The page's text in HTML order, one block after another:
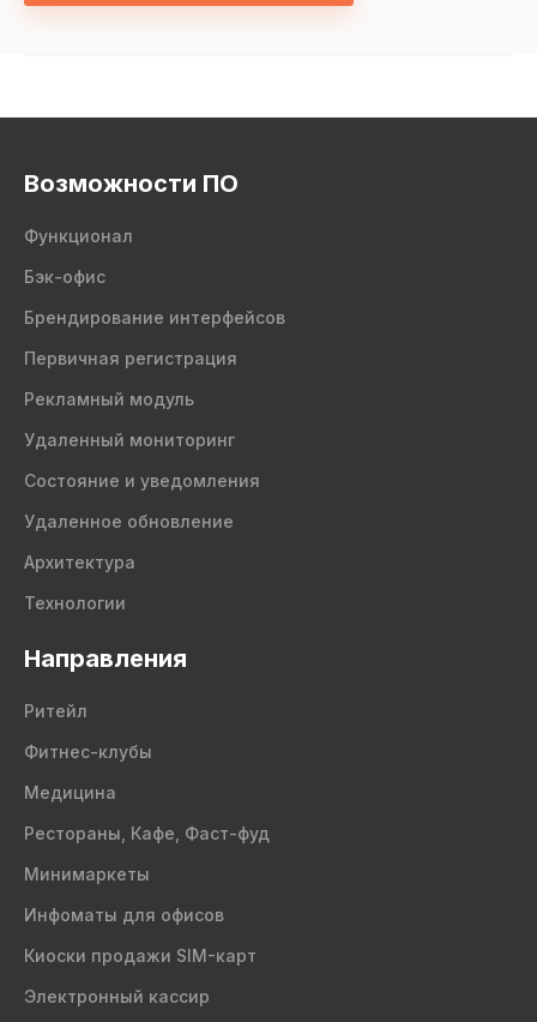
Возможности ПО
Функционал
Бэк-офис
Брендирование интерфейсов
Первичная регистрация
Рекламный модуль
Удаленный мониторинг
Состояние и уведомления
Удаленное обновление
Архитектура
Технологии
Направления
Ритейл
Фитнес-клубы
Медицина
Рестораны, Кафе, Фаст-фуд
Минимаркеты
Инфоматы для офисов
Киоски продажи SIM-карт
Электронный кассир